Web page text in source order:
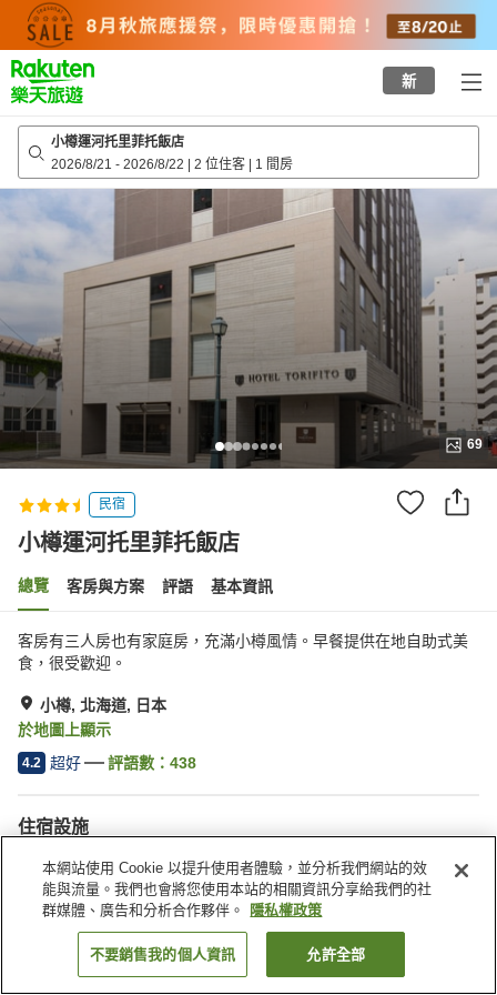
top
page
新
小樽運河托里菲托飯店
2026/8/21 - 2026/8/22 | 2 位住客 | 1 間房
69
民宿
小樽運河托里菲托飯店
總覽 客房與方案 評語 基本資訊
客房有三人房也有家庭房，充滿小樽風情。早餐提供在地自助式美
食，很受歡迎。
小樽, 北海道, 日本
於地圖上顯示
4.2 超好 評語數： 438
住宿設施
停車場
Spa／美容沙龍
餐廳
自動販賣機
找客房
本網站使用 Cookie 以提升使用者體驗，並分析我們網站的效
能與流量。我們也會將您使用本站的相關資訊分享給我們的社
群媒體、廣告和分析合作夥伴。
隱私權政策
不要銷售我的個人資訊 允許全部